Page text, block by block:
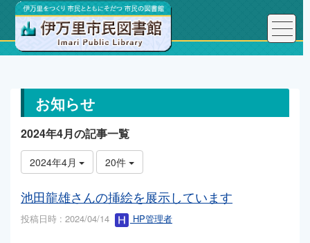
トップページ お知らせ
お知らせ
2024年4月の記事一覧
2024年4月 20件
池田龍雄さんの挿絵を展示しています
投稿日時 : 2024/04/14 HP管理者